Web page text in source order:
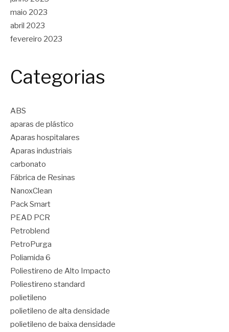
maio 2023
abril 2023
fevereiro 2023
Categorias
ABS
aparas de plástico
Aparas hospitalares
Aparas industriais
carbonato
Fábrica de Resinas
NanoxClean
Pack Smart
PEAD PCR
Petroblend
PetroPurga
Poliamida 6
Poliestireno de Alto Impacto
Poliestireno standard
polietileno
polietileno de alta densidade
polietileno de baixa densidade